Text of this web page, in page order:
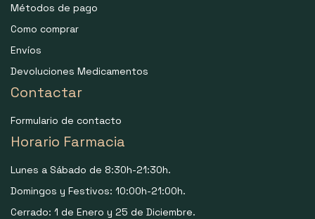
Métodos de pago
Como comprar
Envíos
Devoluciones Medicamentos
Contactar
Formulario de contacto
Horario Farmacia
Lunes a Sábado de 8:30h-21:30h.
Domingos y Festivos: 10:00h-21:00h.
Cerrado: 1 de Enero y 25 de Diciembre.